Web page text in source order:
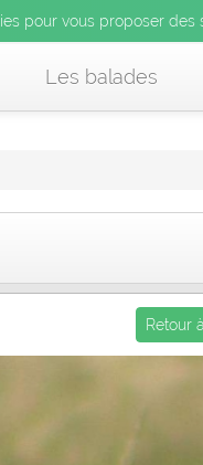
pour vous
Les balades
pour vous proposer
vous proposer
Retour